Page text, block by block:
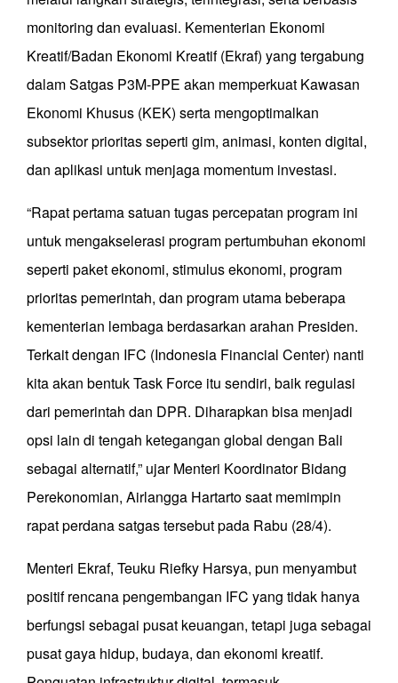
monitoring dan evaluasi. Kementerian Ekonomi
Kreatif/Badan Ekonomi Kreatif (Ekraf) yang tergabung
dalam Satgas P3M-PPE akan memperkuat Kawasan
Ekonomi Khusus (KEK) serta mengoptimalkan
subsektor prioritas seperti gim, animasi, konten digital,
dan aplikasi untuk menjaga momentum investasi.
“Rapat pertama satuan tugas percepatan program ini
untuk mengakselerasi program pertumbuhan ekonomi
seperti paket ekonomi, stimulus ekonomi, program
prioritas pemerintah, dan program utama beberapa
kementerian lembaga berdasarkan arahan Presiden.
Terkait dengan IFC (Indonesia Financial Center) nanti
kita akan bentuk Task Force itu sendiri, baik regulasi
dari pemerintah dan DPR. Diharapkan bisa menjadi
opsi lain di tengah ketegangan global dengan Bali
sebagai alternatif,” ujar Menteri Koordinator Bidang
Perekonomian, Airlangga Hartarto saat memimpin
rapat perdana satgas tersebut pada Rabu (28/4).
Menteri Ekraf, Teuku Riefky Harsya, pun menyambut
positif rencana pengembangan IFC yang tidak hanya
berfungsi sebagai pusat keuangan, tetapi juga sebagai
pusat gaya hidup, budaya, dan ekonomi kreatif.